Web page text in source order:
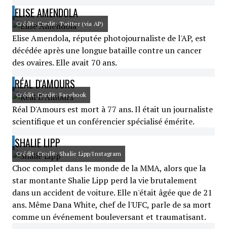
ELISE AMENDOLA
Crédit: Credit: Twitter (via AP)
Elise Amendola, réputée photojournaliste de l'AP, est
décédée après une longue bataille contre un cancer
des ovaires. Elle avait 70 ans.
RÉAL D'AMOURS
Crédit: Credit: Facebook
Réal D'Amours est mort à 77 ans. Il était un journaliste
scientifique et un conférencier spécialisé émérite.
SHALIE LIPP
Crédit: Credit: Shalie Lipp/Instagram
Choc complet dans le monde de la MMA, alors que la
star montante Shalie Lipp perd la vie brutalement
dans un accident de voiture. Elle n'était âgée que de 21
ans. Même Dana White, chef de l'UFC, parle de sa mort
comme un événement bouleversant et traumatisant.